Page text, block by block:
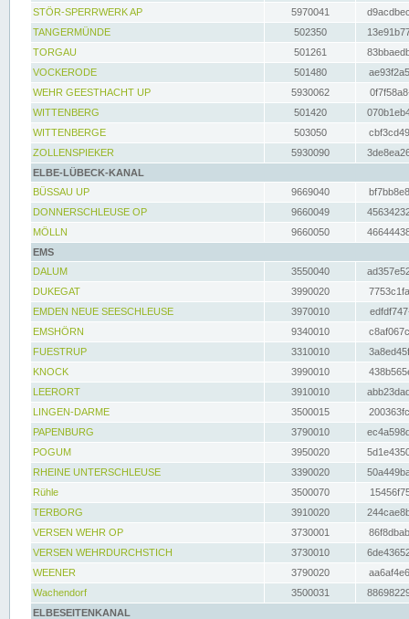
STÖR-SPERRWERK AP 5970041
TANGERMÜNDE
502350
TORGAU
501261
VOCKERODE
501480
WEHR GEESTHACHT UP
5930062
WITTENBERG
501420
WITTENBERGE
503050
ZOLLENSPIEKER
5930090
ELBE-LÜBECK-KANAL
BÜSSAU UP
9669040
DONNERSCHLEUSE OP
9660049
MÖLLN
9660050
EMS
DALUM
3550040
DUKEGAT
3990020
EMDEN NEUE SEESCHLEUSE
3970010
EMSHÖRN
9340010
FUESTRUP
3310010
KNOCK
3990010
LEERORT
3910010
LINGEN-DARME
3500015
PAPENBURG
3790010
POGUM
3950020
RHEINE UNTERSCHLEUSE
3390020
Rühle
3500070
TERBORG
3910020
VERSEN WEHR OP
3730001
VERSEN WEHRDURCHSTICH
3730010
WEENER
3790020
Wachendorf
3500031
ELBESEITENKANAL